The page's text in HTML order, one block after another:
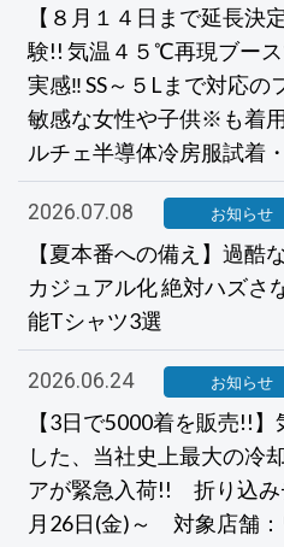
【８月１４日まで延長決
験!! 気温４５℃再現ブー
実感‼ SS～５Lまで対応の
敏感な女性や子供※も着
ルチェ半導体冷房服試着
2026.07.08 お知らせ
【夏本番への備え】過酷
カジュアル化 絶対ハズさ
能Tシャツ3選
2026.06.24 お知らせ
【3日で5000着を販売!!
した、当社史上最大の冷
アが緊急入荷!! 折り込み
月26日(金)～ 対象店舗